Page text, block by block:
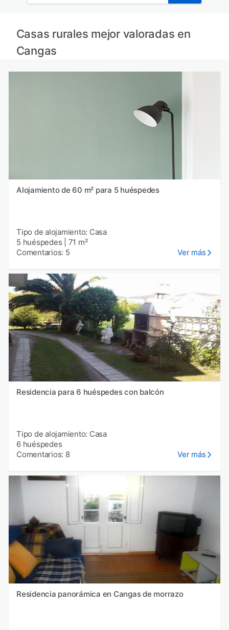
Casas rurales mejor valoradas en
Cangas
Alojamiento de 60 m² para 5 huéspedes
Tipo de alojamiento: Casa
5 huéspedes
71 m²
Comentarios: 5
Ver más
Residencia para 6 huéspedes con balcón
Tipo de alojamiento: Casa
6 huéspedes
Comentarios: 8
Ver más
Residencia panorámica en Cangas de morrazo